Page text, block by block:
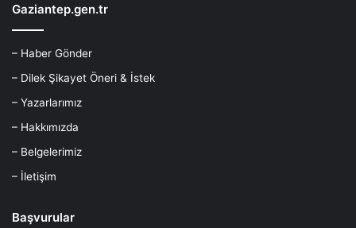
Gaziantep.gen.tr
– Haber Gönder
– Dilek Şikayet Öneri & İstek
– Yazarlarımız
– Hakkımızda
– Belgelerimiz
– İletişim
Başvurular